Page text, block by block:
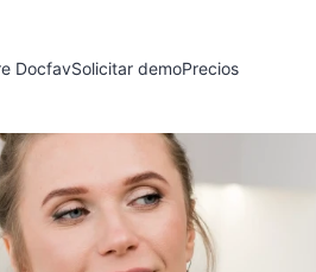
DocfavSolicitar demoPrecios